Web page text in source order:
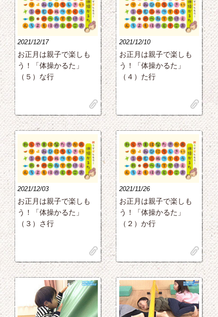
2021/12/17
お正月は親子で楽しも
う！「体操かるた」
（５）な行
clip
2021/12/10
お正月は親子で楽しも
う！「体操かるた」
（４）た行
clip
2021/12/03
お正月は親子で楽しも
う！「体操かるた」
（３）さ行
clip
2021/11/26
お正月は親子で楽しも
う！「体操かるた」
（２）か行
clip